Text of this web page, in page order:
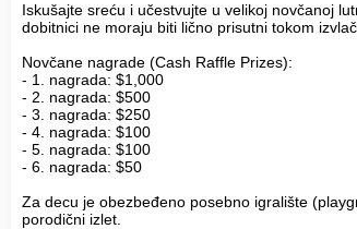
Iskušajte sreću i učestvujte u velikoj novčanoj
dobitnici ne moraju biti lično prisutni tokom
Novčane nagrade (Cash Raffle Prizes):
- 1. nagrada: $1,000
- 2. nagrada: $500
- 3. nagrada: $250
- 4. nagrada: $100
- 5. nagrada: $100
- 6. nagrada: $50
Za decu je obezbeđeno posebno igralište
porodični izlet.